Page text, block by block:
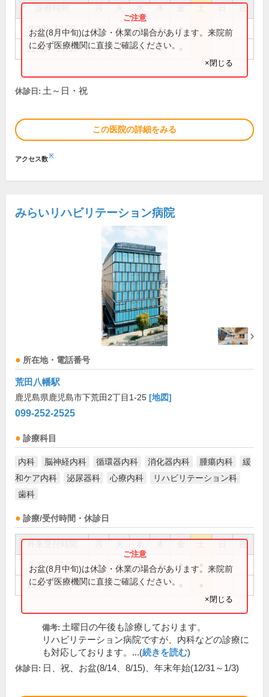
祝
8:30～12:00 ● ● ● ● ●
12:00～17:15 ● ● ● ●
お盆(8月中旬)は休診・休業の場合があります。来院前
に必ず医療機関に直接ご確認ください。
×閉じる
休診日: 土～日・祝
この医院の詳細をみる
アクセス数※
みらいリハビリテーション病院
所在地・電話番号
荒田八幡駅
鹿児島県鹿児島市下荒田2丁目1-25 [地図]
099-252-2525
診療科目
内科 脳神経内科 循環器内科 消化器内科 腫瘍内科
緩
和ケア内科
泌尿器科 心療内科
リハビリテーション科
歯科
診療/受付時間・休診日
祝
8:30～12:00 ● ● ● ● ●
13:30～17:00 ● ● ● ●
お盆(8月中旬)は休診・休業の場合があります。来院前
に必ず医療機関に直接ご確認ください。
×閉じる
備考: 土曜日の午後も診療しております。
リハビリテーション病院ですが、内科などの診療に
も対応しております。...(続きを読む)
休診日: 日、祝、お盆(8/14、8/15)、年末年始(12/31～1/3)